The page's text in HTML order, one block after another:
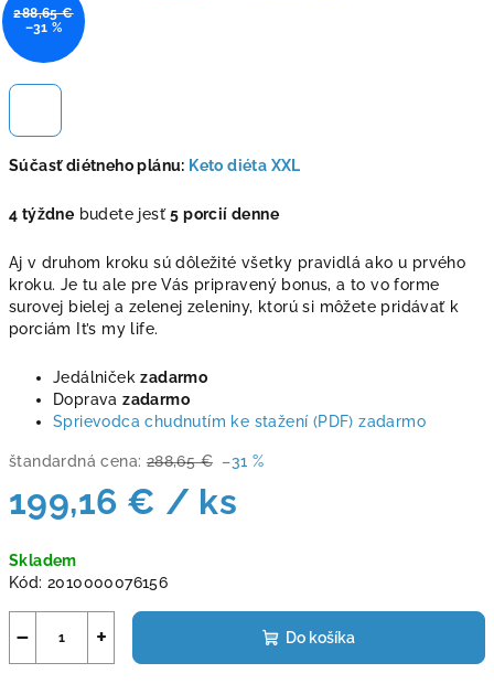
Súčasť diétneho plánu: Keto diéta XXL
4 týždne budete jesť5 porcií denne
Aj v druhom kroku sú dôležité všetky pravidlá ako u prvého
kroku. Je tu ale pre Vás pripravený bonus, a to vo forme
surovej bielej a zelenej zeleniny, ktorú si môžete pridávať k
porciám It’s my life.
Jedálničekzadarmo
Dopravazadarmo
Sprievodca chudnutím ke stažení (PDF) zadarmo
štandardná cena: 288,65 € –31 %
199,16 € / ks
cena:
Skladem
Kód: 2010000076156
+
− Do košíka
288,65 €
–31 %